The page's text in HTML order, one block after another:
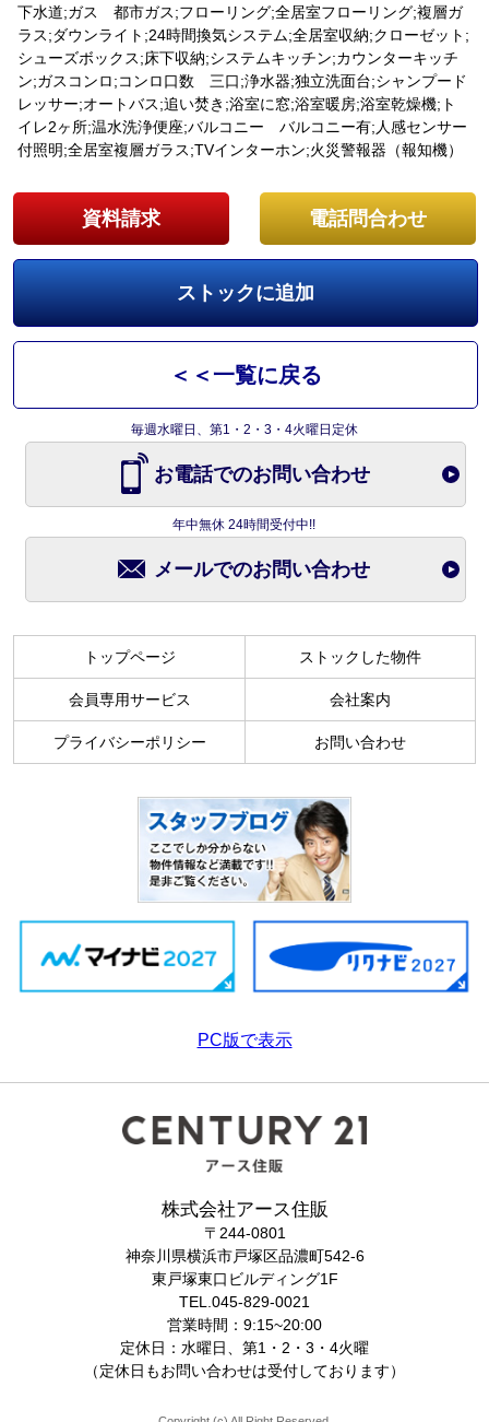
下水道;ガス 都市ガス;フローリング;全居室フローリング;複層ガ
ラス;ダウンライト;24時間換気システム;全居室収納;クローゼット;
シューズボックス;床下収納;システムキッチン;カウンターキッチ
ン;ガスコンロ;コンロ口数 三口;浄水器;独立洗面台;シャンプード
レッサー;オートバス;追い焚き;浴室に窓;浴室暖房;浴室乾燥機;ト
イレ2ヶ所;温水洗浄便座;バルコニー バルコニー有;人感センサー
付照明;全居室複層ガラス;TVインターホン;火災警報器（報知機）
電話問合わせ
資料請求
ストックに追加
＜＜一覧に戻る
毎週水曜日、第1・2・3・4火曜日定休
お電話でのお問い合わせ
年中無休 24時間受付中!!
メールでのお問い合わせ
トップページ ストックした物件
会員専用サービス 会社案内
プライバシーポリシー お問い合わせ
PC版で表示
株式会社アース住販
〒244-0801
神奈川県横浜市戸塚区品濃町542-6
東戸塚東口ビルディング1F
TEL.045-829-0021
営業時間：9:15~20:00
定休日：水曜日、第1・2・3・4火曜
（定休日もお問い合わせは受付しております）